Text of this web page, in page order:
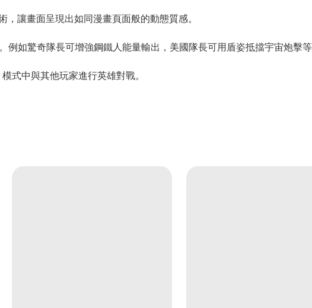
讓畫面呈現出如同漫畫頁面般的動態質感。
例如驚奇隊長可增強鋼鐵人能量輸出，美國隊長可用盾姿抵擋宇宙炮擊
式中與其他玩家進行英雄對戰。